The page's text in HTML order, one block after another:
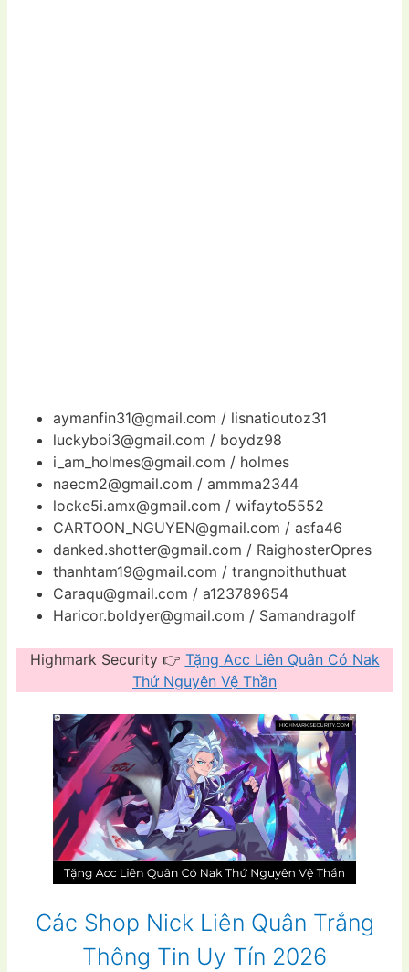
aymanfin31@gmail.com / lisnatioutoz31
luckyboi3@gmail.com / boydz98
i_am_holmes@gmail.com / holmes
naecm2@gmail.com / ammma2344
locke5i.amx@gmail.com / wifayto5552
CARTOON_NGUYEN@gmail.com / asfa46
danked.shotter@gmail.com / RaighosterOpres
thanhtam19@gmail.com / trangnoithuthuat
Caraqu@gmail.com / a123789654
Haricor.boldyer@gmail.com / Samandragolf
Highmark Security 👉 Tặng Acc Liên Quân Có Nak
Thứ Nguyên Vệ Thần
Các Shop Nick Liên Quân Trắng
Thông Tin Uy Tín 2026